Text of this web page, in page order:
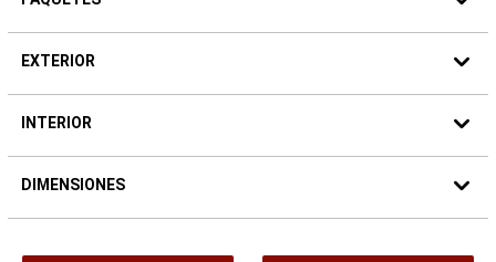
EXTERIOR
INTERIOR
DIMENSIONES